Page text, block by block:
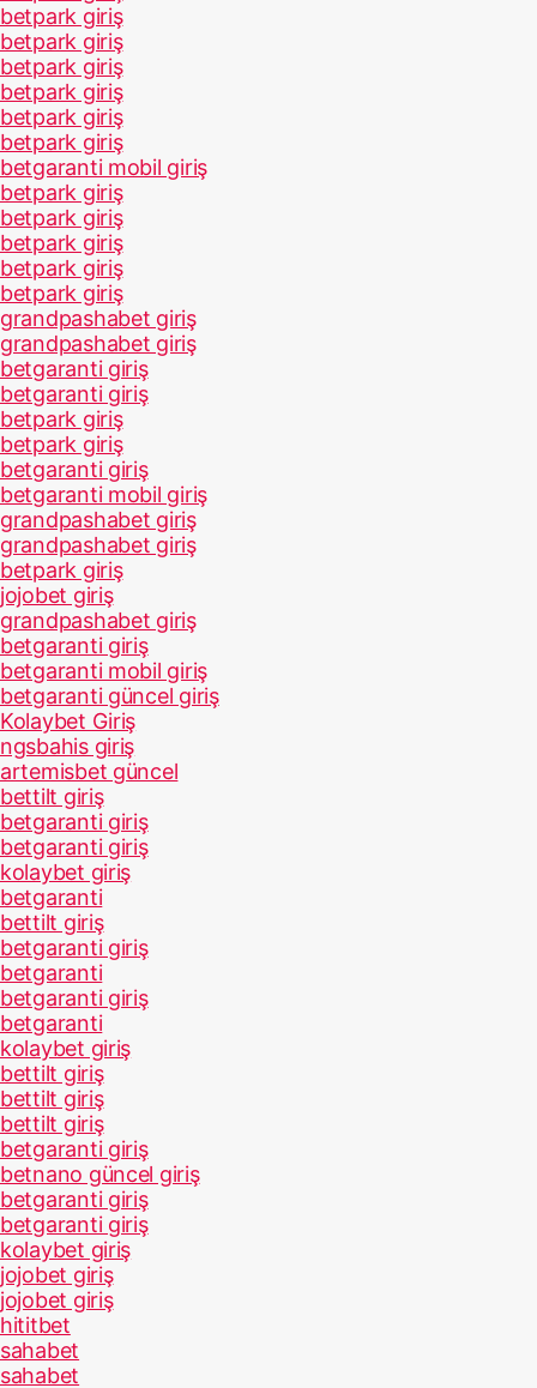
betpark giriş
betpark giriş
betpark giriş
betpark giriş
betpark giriş
betpark giriş
betgaranti mobil giriş
betpark giriş
betpark giriş
betpark giriş
betpark giriş
betpark giriş
grandpashabet giriş
grandpashabet giriş
betgaranti giriş
betgaranti giriş
betpark giriş
betpark giriş
betgaranti giriş
betgaranti mobil giriş
grandpashabet giriş
grandpashabet giriş
betpark giriş
jojobet giriş
grandpashabet giriş
betgaranti giriş
betgaranti mobil giriş
betgaranti güncel giriş
Kolaybet Giriş
ngsbahis giriş
artemisbet güncel
bettilt giriş
betgaranti giriş
betgaranti giriş
kolaybet giriş
betgaranti
bettilt giriş
betgaranti giriş
betgaranti
betgaranti giriş
betgaranti
kolaybet giriş
bettilt giriş
bettilt giriş
bettilt giriş
betgaranti giriş
betnano güncel giriş
betgaranti giriş
betgaranti giriş
kolaybet giriş
jojobet giriş
jojobet giriş
hititbet
sahabet
sahabet